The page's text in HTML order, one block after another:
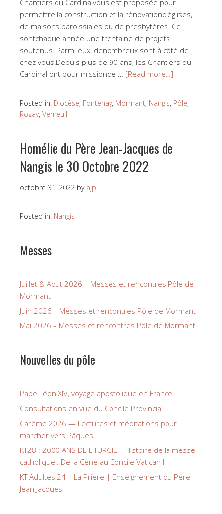
Chantiers du Cardinalvous est proposée pour
permettre la construction et la rénovationd’églises,
de maisons paroissiales ou de presbytères. Ce
sontchaque année une trentaine de projets
soutenus. Parmi eux, denombreux sont à côté de
chez vous.Depuis plus de 90 ans, les Chantiers du
Cardinal ont pour missionde … [Read more…]
Posted in: Diocèse, Fontenay, Mormant, Nangis, Pôle,
Rozay, Verneuil
Homélie du Père Jean-Jacques de
Nangis le 30 Octobre 2022
octobre 31, 2022 by ajp
Posted in: Nangis
Messes
Juillet & Aout 2026 – Messes et rencontres Pôle de
Mormant
Juin 2026 – Messes et rencontres Pôle de Mormant
Mai 2026 – Messes et rencontres Pôle de Mormant
Nouvelles du pôle
Pape Léon XIV, voyage apostolique en France
Consultations en vue du Concile Provincial
Carême 2026 — Lectures et méditations pour
marcher vers Pâques
KT28 : 2000 ANS DE LITURGIE – Histoire de la messe
catholique : De la Cène au Concile Vatican II
KT Adultes 24 – La Prière | Enseignement du Père
Jean Jacques